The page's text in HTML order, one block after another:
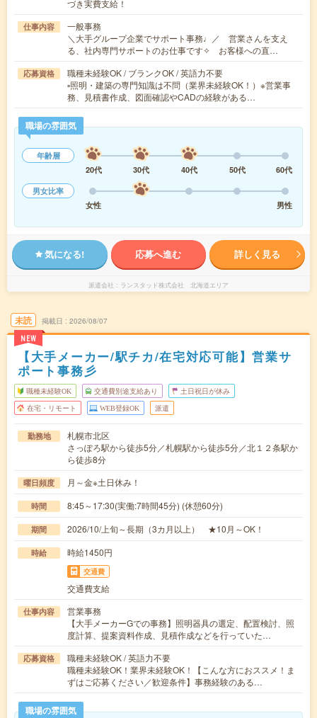
づき実費支給！
仕事内容
一般事務
＼大手グループ企業でサポート事務♩／ 営業さんを支え
る、社内専門サポートのお仕事です✧ お客様への直…
応募資格
職種未経験OK / ブランクOK / 英語力不要
▫照明・建築の専門知識は不問（業界未経験OK！）※営業事
務、見積書作成、図面確認やCADの経験がある…
職場の雰囲気
年齢層
20代
30代 40代 50代
60代
男女比率
女性
男性
気になる! 応募へ進む 詳しく見る
派遣会社 ランスタッド株式会社 北海道エリア
未読
NEW
掲載日 2026/08/07
【大手メーカー/駅チカ/在宅対応可能】営業サ
ポート事務彡
職種未経験OK 交通費別途支給あり 土日祝日が休み
在宅・リモート WEB登録OK 派遣
勤務地
札幌市北区
さっぽろ駅から徒歩5分／札幌駅から徒歩5分／北１２条駅か
ら徒歩8分
曜日頻度 月～金※土日休み！
時間 8:45～17:30(実働:7時間45分) (休憩60分)
期間 2026/10/上旬～長期（3カ月以上） ★10月～OK！
時給 時給1450円
交通費
交通費支給
仕事内容
営業事務
【大手メーカーGでの事務】照明器具の選定、配置検討、照
度計算、提案資料作成、見積作成などを行っていた…
応募資格
職種未経験OK / 英語力不要
職種未経験OK！業界未経験OK！【こんな方におススメ！ま
ずはご応募ください／歓迎条件】事務経験のある…
職場の雰囲気